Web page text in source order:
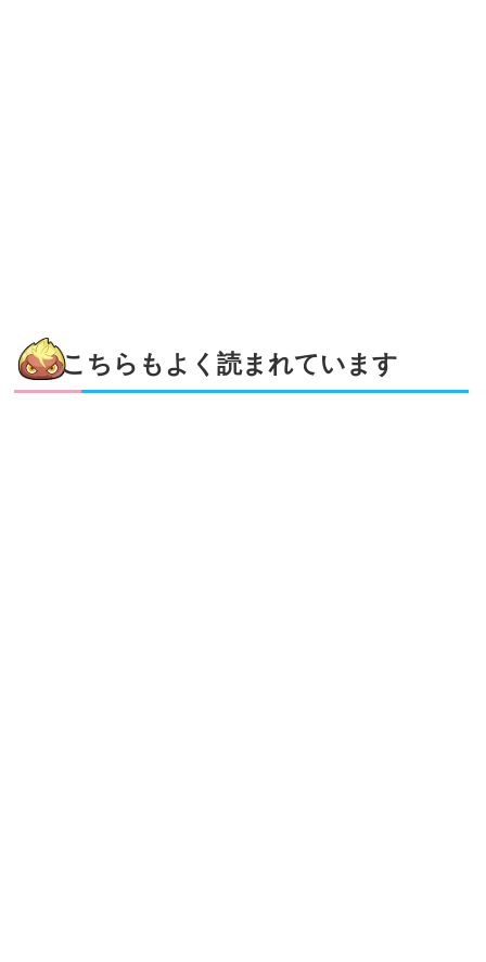
こちらもよく読まれています